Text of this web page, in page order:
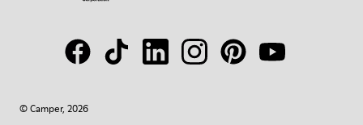
© Camper, 2026